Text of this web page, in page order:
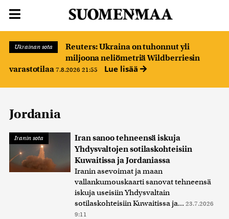
Ukrainan sota
Reuters: Ukraina on tuhonnut yli
miljoona neliömetriä Wildberriesin
varastotilaa 7.8.2026 21:55 Lue lisää
Jordania
Iranin sota
Iran sanoo tehneensä iskuja
Yhdysvaltojen sotilaskohteisiin
Kuwaitissa ja Jordaniassa
Iranin asevoimat ja maan
vallankumouskaarti sanovat tehneensä
iskuja useisiin Yhdysvaltain
sotilaskohteisiin Kuwaitissa ja... 23.7.2026
9:11